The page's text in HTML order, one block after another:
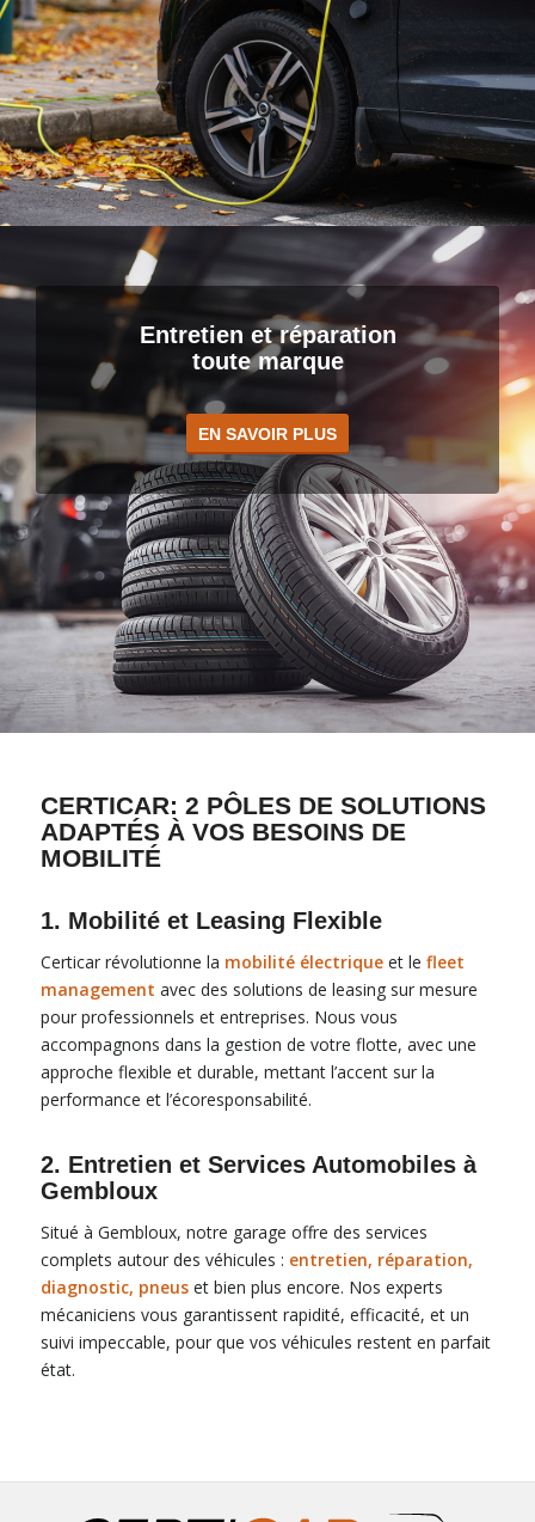
Entretien et réparation
toute marque
EN SAVOIR PLUS
CERTICAR: 2 PÔLES DE SOLUTIONS
ADAPTÉS À VOS BESOINS DE
MOBILITÉ
1. Mobilité et Leasing Flexible
Certicar révolutionne la mobilité électriqueet le fleet
management avec des solutions de leasing sur mesure
pour professionnels et entreprises. Nous vous
accompagnons dans la gestion de votre flotte, avec une
approche flexible et durable, mettant l’accent sur la
performance et l’écoresponsabilité.
2. Entretien et Services Automobiles à
Gembloux
Situé à Gembloux, notre garage offre des services
complets autour des véhicules : entretien, réparation,
diagnostic, pneuset bien plus encore. Nos experts
mécaniciens vous garantissent rapidité, efficacité, et un
suivi impeccable, pour que vos véhicules restent en parfait
état.